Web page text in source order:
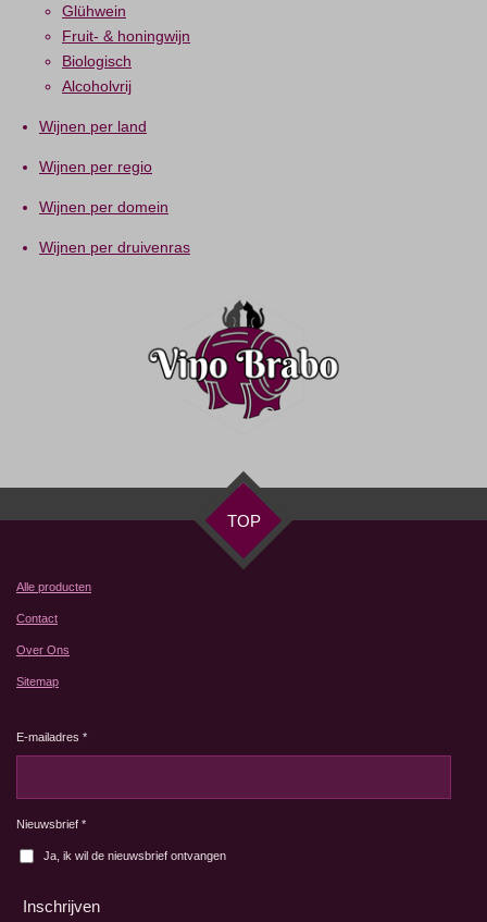
Glühwein
Fruit- & honingwijn
Biologisch
Alcoholvrij
Wijnen per land
Wijnen per regio
Wijnen per domein
Wijnen per druivenras
TOP
Alle producten
Contact
Over Ons
Sitemap
E-mailadres *
Nieuwsbrief *
Ja, ik wil de nieuwsbrief ontvangen
Inschrijven